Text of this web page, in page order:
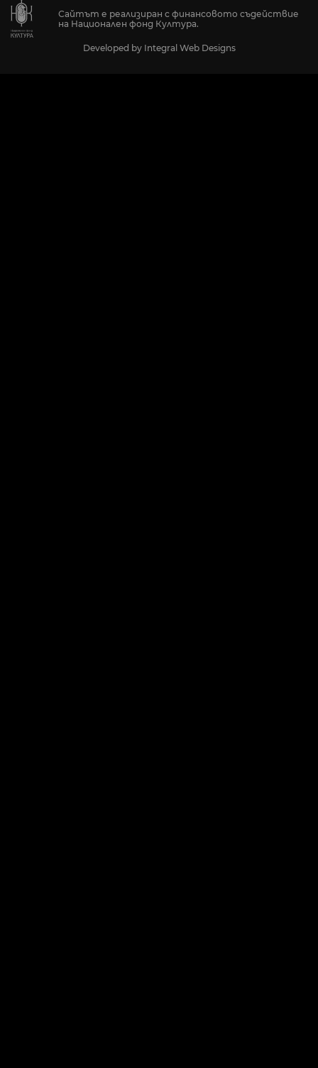
Сайтът е реализиран с финансовото съдействие
на Национален фонд Култура.
Developed by Integral Web Designs